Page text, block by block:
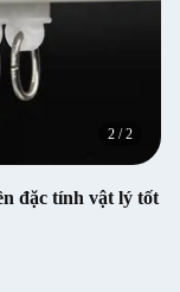
2 /2
đặc tính vật lý tốt